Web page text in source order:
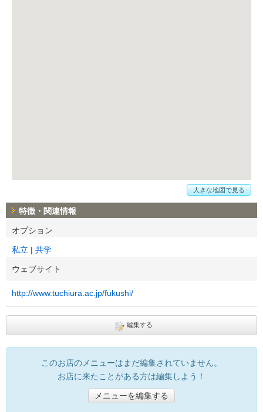
大きな地図で見る
特徴・関連情報
オプション
私立 共学
ウェブサイト
http://www.tuchiura.ac.jp/fukushi/
編集する
このお店のメニューはまだ編集されていません。
お店に来たことがある方は編集しよう！
メニューを編集する